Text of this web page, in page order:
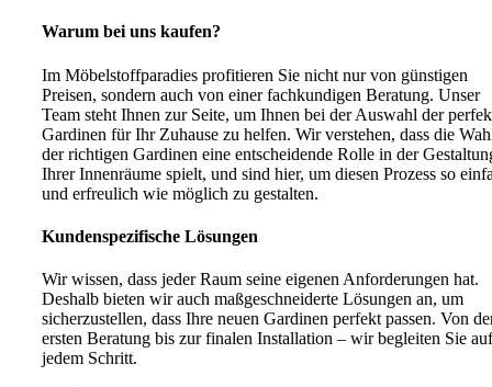
Warum bei uns kaufen?
Im Möbelstoffparadies profitieren Sie nicht nur von günstigen
Preisen, sondern auch von einer fachkundigen Beratung. Unser
Team steht Ihnen zur Seite, um Ihnen bei der Auswahl der
Gardinen für Ihr Zuhause zu helfen. Wir verstehen, dass die
der richtigen Gardinen eine entscheidende Rolle in der
Ihrer Innenräume spielt, und sind hier, um diesen Prozess so
und erfreulich wie möglich zu gestalten.
Kundenspezifische Lösungen
Wir wissen, dass jeder Raum seine eigenen Anforderungen hat.
Deshalb bieten wir auch maßgeschneiderte Lösungen an, um
sicherzustellen, dass Ihre neuen Gardinen perfekt passen. Von
ersten Beratung bis zur finalen Installation – wir begleiten Sie auf
jedem Schritt.